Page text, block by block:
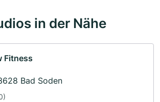
in der Nähe
Fitness
Bad Soden